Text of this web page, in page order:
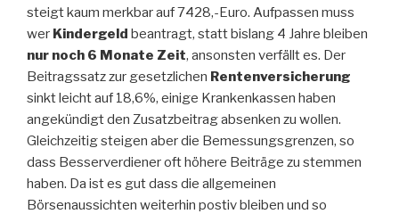
steigt kaum merkbar auf 7428,-Euro. Aufpassen muss
wer Kindergeld beantragt, statt bislang 4 Jahre bleiben
nur noch 6 Monate Zeit, ansonsten verfällt es. Der
Beitragssatz zur gesetzlichen Rentenversicherung
sinkt leicht auf 18,6%, einige Krankenkassen haben
angekündigt den Zusatzbeitragabsenken zu wollen.
Gleichzeitig steigen aber die Bemessungsgrenzen, so
dass Besserverdiener oft höhere Beiträge zu stemmen
haben. Da ist es gut dass die allgemeinen
Börsenaussichten weiterhin postiv bleiben und so